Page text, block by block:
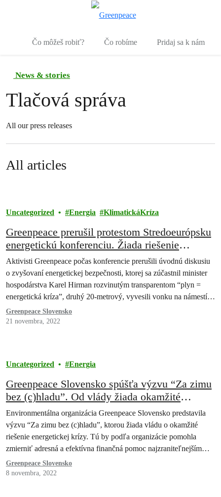
Čo môžeš robiť? Čo robíme Pridaj sa k nám
News & stories
Tlačová správa
All our press releases
All articles
Uncategorized Energia KlimatickáKríza
Greenpeace prerušil protestom Stredoeurópsku
energetickú konferenciu. Žiada riešenie
energetickej krízy.
Aktivisti Greenpeace počas konferencie prerušili úvodnú diskusiu
o zvyšovaní energetickej bezpečnosti, ktorej sa zúčastnil minister
hospodárstva Karel Hirman rozvinutým transparentom “plyn =
energetická kríza”, druhý 20-metrový, vyvesili vonku na námestí…
Greenpeace Slovensko
21 novembra, 2022
Uncategorized Energia
Greenpeace Slovensko spúšťa výzvu “Za zimu
bez (c)hladu”. Od vlády žiada okamžité
riešenie energetickej krízy.
Environmentálna organizácia Greenpeace Slovensko predstavila
výzvu “Za zimu bez (c)hladu”, ktorou žiada vládu o okamžité
riešenie energetickej krízy. Tú by podľa organizácie pomohla
zmierniť adresná a efektívna finančná pomoc najzraniteľnejším…
Greenpeace Slovensko
8 novembra, 2022